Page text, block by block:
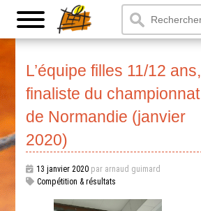
L’équipe filles 11/12 ans,
finaliste du championnat
de Normandie (janvier
2020)
13 janvier 2020 par arnaud guimard
Compétition & résultats